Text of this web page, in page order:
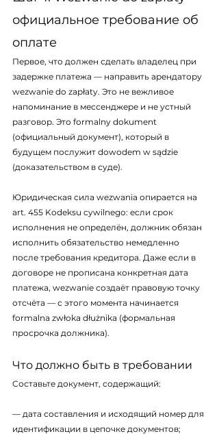
официальное требование об
оплате
Первое, что должен сделать владелец при
задержке платежа — направить арендатору
wezwanie do zapłaty. Это не вежливое
напоминание в мессенджере и не устный
разговор. Это formalny dokument
(официальный документ), который в
будущем послужит dowodem w sądzie
(доказательством в суде).
Юридическая сила wezwania опирается на
art. 455 Kodeksu cywilnego: если срок
исполнения не определён, должник обязан
исполнить обязательство немедленно
после требования кредитора. Даже если в
договоре не прописана конкретная дата
платежа, wezwanie создаёт правовую точку
отсчёта — с этого момента начинается
formalna zwłoka dłużnika (формальная
просрочка должника).
Что должно быть в требовании
Составьте документ, содержащий:
— дата составления и исходящий номер для
идентификации в цепочке документов;